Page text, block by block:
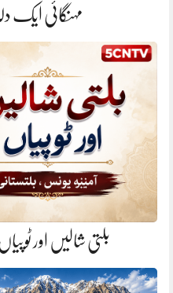
مہنگائی ایک
بلتی شالیں اور